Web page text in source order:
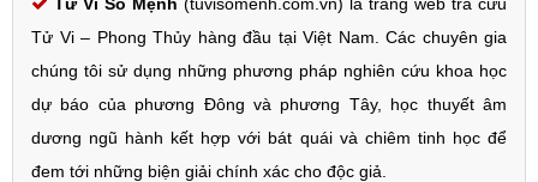
Tử Vi – Phong Thủy hàng đầu tại Việt Nam. Các chuyên gia
chúng tôi sử dụng những phương pháp nghiên cứu khoa học
dự báo của phương Đông và phương Tây, học thuyết âm
dương ngũ hành kết hợp với bát quái và chiêm tinh học để
đem tới những biện giải chính xác cho độc giả.